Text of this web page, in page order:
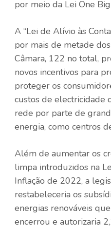
por meio da Lei One
A “Lei de Alívio às
por mais de metade
Câmara, 122 no total,
novos incentivos para
proteger os
custos de electricidade
rede por parte de
energia, como centros
Além de aumentar os
limpa introduzidos na
Inflação de 2022, a
restabeleceria os
energias renováveis
encerrou e autorizaria